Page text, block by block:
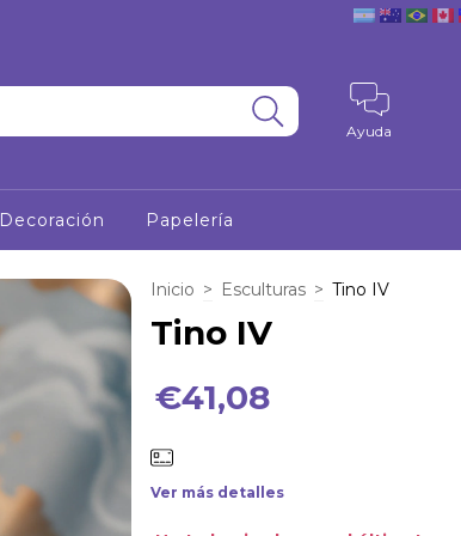
Ayuda
Decoración Papelería
Inicio > Esculturas > Tino IV
Tino IV
€41,08
Ver más detalles